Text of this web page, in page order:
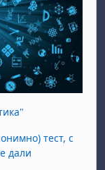
тест, с
дали